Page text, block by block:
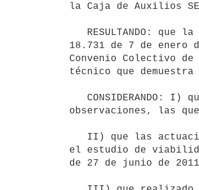
la Caja de Auxilios
18.731 de 7 de enero
Convenio Colectivo
técnico que
observaciones, las
el estudio de
de 27 de junio de